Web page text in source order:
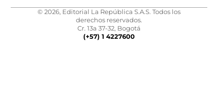
© 2026, Editorial La República S.A.S. Todos los
derechos reservados.
Cr. 13a 37-32, Bogotá
(+57) 1 4227600